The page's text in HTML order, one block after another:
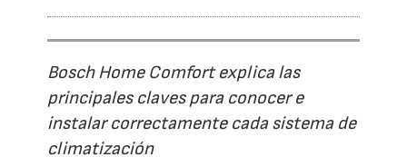
Bosch Home Comfort explica las
principales claves para conocer e
instalar correctamente cada sistema de
climatización